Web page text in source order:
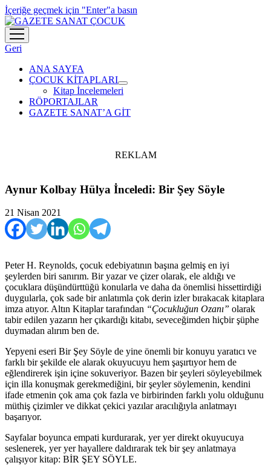
İçeriğe geçmek için "Enter"a basın
menüyü
aç
Geri
ANA SAYFA
ÇOCUK KİTAPLARI
menüyü
aç
Kitap İncelemeleri
RÖPORTAJLAR
GAZETE SANAT’A GİT
REKLAM
Aynur Kolbay Hülya İnceledi: Bir Şey Söyle
21 Nisan 2021
Peter H. Reynolds, çocuk edebiyatının başına gelmiş en iyi
şeylerden biri sanırım. Bir yazar ve çizer olarak, ele aldığı ve
çocuklara düşündürttüğü konularla ve daha da önemlisi hissettirdiği
duygularla, çok sade bir anlatımla çok derin izler bırakacak kitaplara
imza atıyor. Altın Kitaplar tarafından “Çocukluğun Ozanı” olarak
tabir edilen yazarın her çıkardığı kitabı, seveceğimden hiçbir şüphe
duymadan alırım ben de.
Yepyeni eseri Bir Şey Söyle de yine önemli bir konuyu yaratıcı ve
farklı bir şekilde ele alarak okuyucuyu hem şaşırtıyor hem de
eğlendirerek işin içine sokuveriyor. Bazen bir şeyleri söyleyebilmek
için illa konuşmak gerekmediğini, bir şeyler söylemenin, kendini
ifade etmenin çok ama çok fazla ve birbirinden farklı yolu olduğunu
müthiş çizimler ve dikkat çekici yazılar aracılığıyla anlatmayı
başarıyor.
Sayfalar boyunca empati kurdurarak, yer yer direkt okuyucuya
seslenerek, yer yer hayallere daldırarak tek bir şey anlatmaya
çalışıyor kitap: BİR ŞEY SÖYLE.